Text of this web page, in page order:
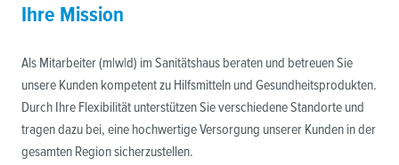
Ihre Mission
Als Mitarbeiter (m|w|d) im Sanitätshaus beraten und betreuen Sie
unsere Kunden kompetent zu Hilfsmitteln und Gesundheitsprodukten.
Durch Ihre Flexibilität unterstützen Sie verschiedene Standorte und
tragen dazu bei, eine hochwertige Versorgung unserer Kunden in der
gesamten Region sicherzustellen.